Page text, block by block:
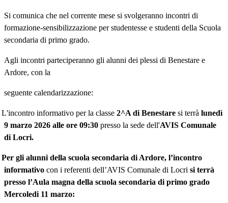
Si comunica che nel corrente mese si svolgeranno incontri di
formazione-sensibilizzazione per studentesse e studenti della Scuola
secondaria di primo grado.
Agli incontri parteciperanno gli alunni dei plessi di Benestare e
Ardore, con la
seguente calendarizzazione:
L'incontro informativo per la classe 2^A di Benestare si terrà lunedì
9 marzo 2026 alle ore 09:30 presso la sede dell'AVIS Comunale
di Locri.
Per gli alunni della scuola secondaria di Ardore, l’incontro
informativo con i referenti dell’AVIS Comunale di Locri si terrà
presso l’Aula magna della scuola secondaria di primo grado
Mercoledi 11 marzo: